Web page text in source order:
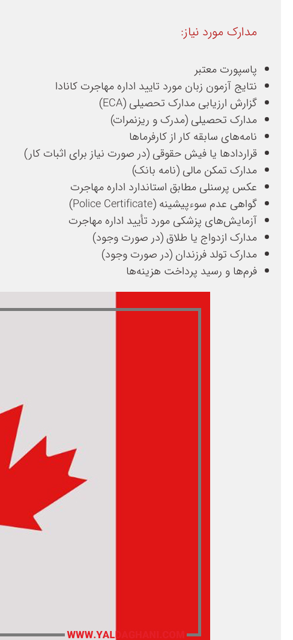
مدارک مورد نیاز:
پاسپورت معتبر
نتایج آزمون زبان مورد تایید اداره مهاجرت کانادا
گزارش ارزیابی مدارک تحصیلی (ECA)
مدارک تحصیلی (مدرک و ریزنمرات)
نامه‌های سابقه کار از کارفرماها
قراردادها یا فیش حقوقی (در صورت نیاز برای اثبات کار)
مدارک تمکن مالی (نامه بانک)
عکس پرسنلی مطابق استاندارد اداره مهاجرت
گواهی عدم سوءپیشینه (Police Certificate)
آزمایش‌های پزشکی مورد تأیید اداره مهاجرت
مدارک ازدواج یا طلاق (در صورت وجود)
مدارک تولد فرزندان (در صورت وجود)
فرم‌ها و رسید پرداخت هزینه‌ها